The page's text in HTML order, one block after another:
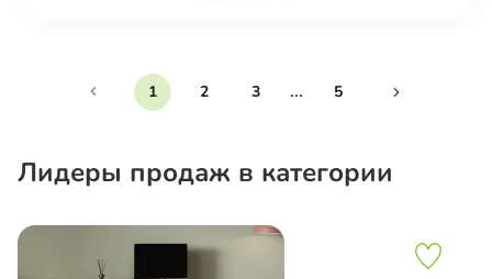
1 2 3 ... 5
Лидеры продаж в категории